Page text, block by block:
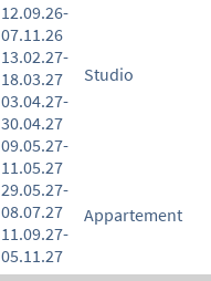
12.09.26-
07.11.26
13.02.27-
18.03.27
03.04.27-
30.04.27
09.05.27-
11.05.27
29.05.27-
08.07.27
11.09.27-
05.11.27
Studio
Appartement